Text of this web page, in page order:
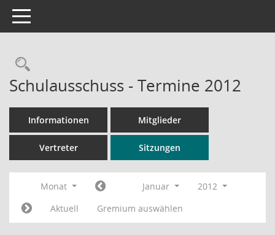
Toggle navigation
Rechercheauswahl
Schulausschuss - Termine 2012
Informationen Mitglieder
Vertreter Sitzungen
Monat Januar
2012
Aktuell
Gremium auswählen